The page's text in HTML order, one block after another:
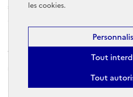
les cookies.
Tout
Tout
service-public.gouv.fr
Données personnelles et
cookies
site
Sauf cas particuliers indiqués dans les